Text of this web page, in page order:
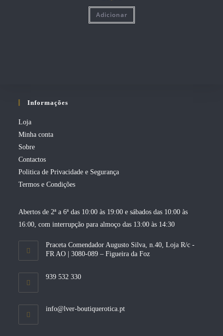
Adicionar
Informações
Loja
Minha conta
Sobre
Contactos
Politica de Privacidade e Segurança
Termos e Condições
Abertos de 2ª a 6ª das 10:00 às 19:00 e sábados das 10:00 às
16:00, com interrupção para almoço das 13:00 às 14:30
Praceta Comendador Augusto Silva, n.40, Loja R/c -
FR AO | 3080-089 – Figueira da Foz
939 532 330
info@lver-boutiquerotica.ptOpens